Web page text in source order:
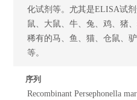
化试剂等。尤其是ELISA试
鼠、大鼠、牛、兔、鸡、猪
稀有的马、鱼、猫、仓鼠、
等。
序列
Recombinant Persephonella